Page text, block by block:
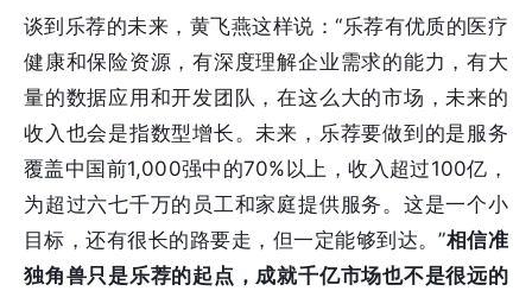
谈到乐荐的未来，黄飞燕这样说：“乐荐有优质的医疗
健康和保险资源，有深度理解企业需求的能力，有大
量的数据应用和开发团队，在这么大的市场，未来的
收入也会是指数型增长。未来，乐荐要做到的是服务
覆盖中国前1,000强中的70%以上，收入超过100亿，
为超过六七千万的员工和家庭提供服务。这是一个小
目标，还有很长的路要走，但一定能够到达。”相信准
独角兽只是乐荐的起点，成就千亿市场也不是很远的